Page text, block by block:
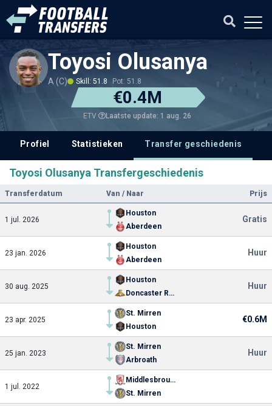
Toyosi Olusanya
A (C) Skill: 51.8 Pot: 51.8
€0.4M
ETV Laatste update: 1 aug. 26
Profiel Statistieken Transfer geschiedenis
Toyosi Olusanya Transfergeschiedenis
Transferdatum Van / Naar Prijs
1 jul. 2026
Houston
Aberdeen
Gratis
23 jan. 2026
Houston
Aberdeen
Huur
30 aug. 2025
Houston
Doncaster Rovers
Huur
23 apr. 2025
St. Mirren
Houston
€0.6M
25 jan. 2023
St. Mirren
Arbroath
Huur
1 jul. 2022
Middlesbrough
St. Mirren